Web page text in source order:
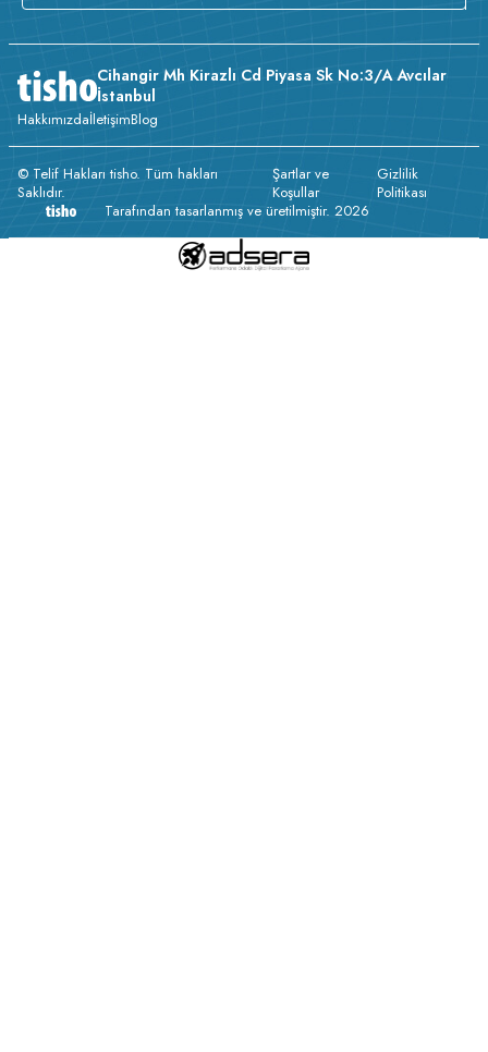
Cihangir Mh Kirazlı Cd Piyasa Sk No:3/A Avcılar
İstanbul
HakkımızdaİletişimBlog
© Telif Hakları tisho. Tüm hakları
Saklıdır.
Şartlar ve
Koşullar
Gizlilik
Politikası
Tarafından tasarlanmış ve üretilmiştir. 2026